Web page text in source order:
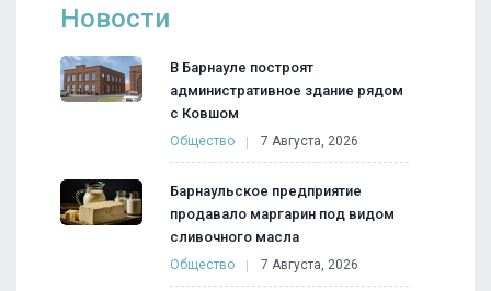
Новости
В Барнауле построят
административное здание рядом
с Ковшом
Общество 7 Августа, 2026
Барнаульское предприятие
продавало маргарин под видом
сливочного масла
Общество 7 Августа, 2026